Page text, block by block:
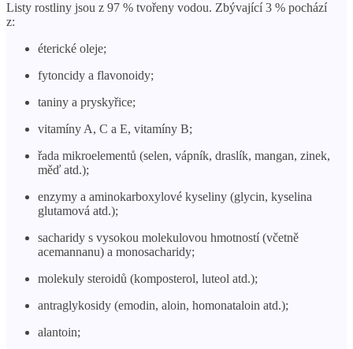
Listy rostliny jsou z 97 % tvořeny vodou. Zbývající 3 % pochází
z:
éterické oleje;
fytoncidy a flavonoidy;
taniny a pryskyřice;
vitamíny A, C a E, vitamíny B;
řada mikroelementů (selen, vápník, draslík, mangan, zinek,
měď atd.);
enzymy a aminokarboxylové kyseliny (glycin, kyselina
glutamová atd.);
sacharidy s vysokou molekulovou hmotností (včetně
acemannanu) a monosacharidy;
molekuly steroidů (komposterol, luteol atd.);
antraglykosidy (emodin, aloin, homonataloin atd.);
alantoin;